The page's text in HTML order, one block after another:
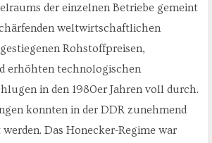
der einzelnen Betriebe gemeint
weltwirtschaftlichen
Rohstoffpreisen,
erhöhten technologischen
in den 1980er Jahren voll durch.
konnten in der DDR zunehmend
Das Honecker-Regime war